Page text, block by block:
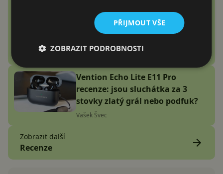
Náramek bez displeje je přesně
to zařízení, které jsem
Vention Echo Lite E11 Pro
recenze: jsou sluchátka za 3
stovky zlatý grál nebo podfuk?
Vašek Švec
Zobrazit další
Recenze
PŘIJMOUT VŠE
ZOBRAZIT PODROBNOSTI